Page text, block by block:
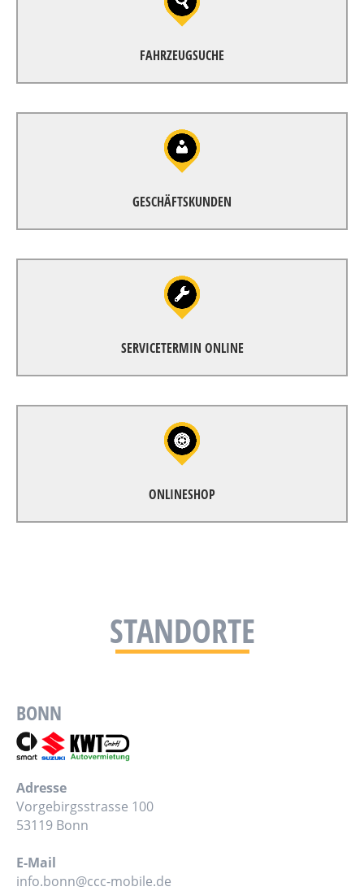
FAHRZEUGSUCHE
GESCHÄFTSKUNDEN
GESCHÄFTSKUNDEN
SERVICETERMIN ONLINE
SERVICETERMIN ONLINE
ONLINESHOP
ONLINESHOP
Ersatzteile, Zubehör und Accessoires finden Sie in
ONLINESHOP
STANDORTE
BONN
Adresse
Vorgebirgsstrasse 100
53119 Bonn
E-Mail
info.bonn@ccc-mobile.de